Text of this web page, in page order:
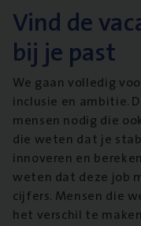
Vind de
bij je past
We gaan volledig
inclusie en ambitie.
mensen nodig die
die weten dat je
innoveren en
weten dat deze job
cijfers. Mensen die
het verschil te